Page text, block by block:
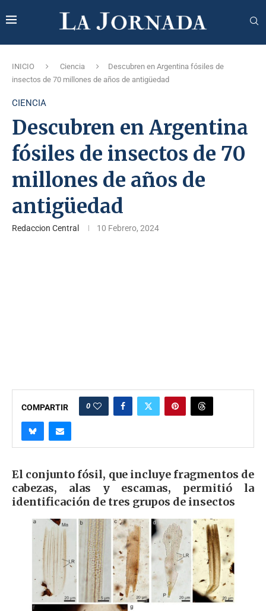
INICIO Ciencia
Descubren en Argentina fósiles de
insectos de 70 millones de años de antigüedad
CIENCIA
Descubren en Argentina
fósiles de insectos de 70
millones de años de
antigüedad
Redaccion Central 10 Febrero, 2024
COMPARTIR 0
El conjunto fósil, que incluye fragmentos de
cabezas, alas y escamas, permitió la
identificación de tres grupos de insectos